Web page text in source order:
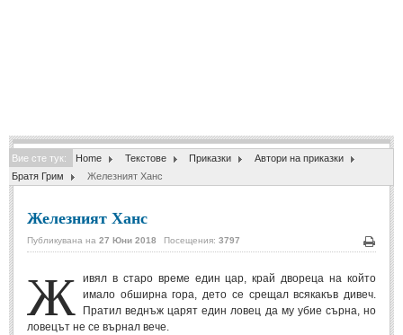
Стихове с видео (28)
Поезия - класика
Стихове за Баба Марта
Коледа и Нова Година (7)
ОСМИ МАРТ
Вие сте тук: Home Текстове Приказки
Автори на приказки
Братя Грим
Железният Ханс
Железният Ханс
Печат
Публикувана на 27 Юни 2018 Посещения: 3797
Ж ивял в старо време един цар, край двореца на който
имало обширна гора, дето се срещал всякакъв дивеч.
Пратил веднъж царят един ловец да му убие сърна, но
ловецът не се върнал вече.